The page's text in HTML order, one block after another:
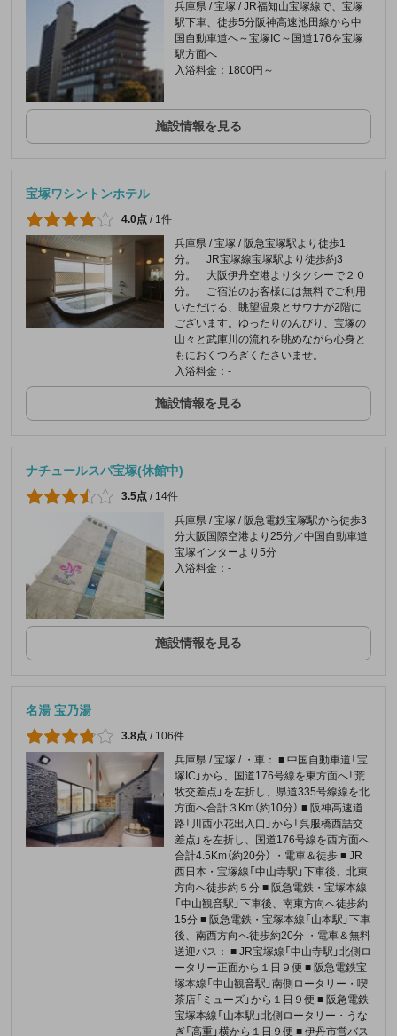
兵庫県 / 宝塚 / JR福知山宝塚線で、宝塚
駅下車、徒歩5分阪神高速池田線から中
国自動車道へ～宝塚IC～国道176を宝塚
駅方面へ
入浴料金：1800円～
施設情報を見る
宝塚ワシントンホテル
4.0点 / 1件
兵庫県 / 宝塚 / 阪急宝塚駅より徒歩1
分。 JR宝塚線宝塚駅より徒歩約3
分。 大阪伊丹空港よりタクシーで２０
分。 ご宿泊のお客様には無料でご利用
いただける、眺望温泉とサウナが2階に
ございます。ゆったりのんびり、宝塚の
山々と武庫川の流れを眺めながら心身と
もにおくつろぎくださいませ。
入浴料金：-
施設情報を見る
ナチュールスパ宝塚(休館中)
3.5点 / 14件
兵庫県 / 宝塚 / 阪急電鉄宝塚駅から徒歩3
分大阪国際空港より25分／中国自動車道
宝塚インターより5分
入浴料金：-
施設情報を見る
名湯 宝乃湯
3.8点 / 106件
兵庫県 / 宝塚 / ・車： ■ 中国自動車道「宝
塚IC」から、国道176号線を東方面へ「荒
牧交差点」を左折し、県道335号線線を北
方面へ合計３Km（約10分） ■ 阪神高速道
路「川西小花出入口」から「呉服橋西詰交
差点」を左折し、国道176号線を西方面へ
合計4.5Km（約20分） ・電車＆徒歩 ■ JR
西日本・宝塚線「中山寺駅」下車後、北東
方向へ徒歩約５分 ■ 阪急電鉄・宝塚本線
「中山観音駅」下車後、南東方向へ徒歩約
15分 ■ 阪急電鉄・宝塚本線「山本駅」下車
後、南西方向へ徒歩約20分 ・電車＆無料
送迎バス： ■ JR宝塚線「中山寺駅」北側ロ
ータリー正面から１日９便 ■ 阪急電鉄宝
塚本線「中山観音駅」南側ロータリー・喫
茶店「ミューズ」から１日９便 ■ 阪急電鉄
宝塚本線「山本駅」北側ロータリー・うな
ぎ「高重」横から１日９便 ■ 伊丹市営バス